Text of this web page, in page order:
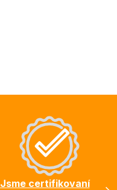
Jsme certifikovaní